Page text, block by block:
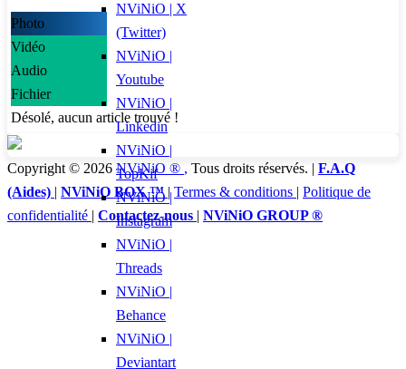
Photo
Vidéo
Audio
Fichier
Désolé, aucun article trouvé !
Copyright © 2026 NViNiO ® , Tous droits réservés. | F.A.Q
(Aides) | NViNiO BOX ™ |Termes & conditions | Politique de
confidentialité | Contactez-nous | NViNiO GROUP ®
NViNiO | X
(Twitter)
NViNiO |
Youtube
NViNiO |
Linkedin
NViNiO |
TopKif
NViNiO |
Instagram
NViNiO |
Threads
NViNiO |
Behance
NViNiO |
Deviantart